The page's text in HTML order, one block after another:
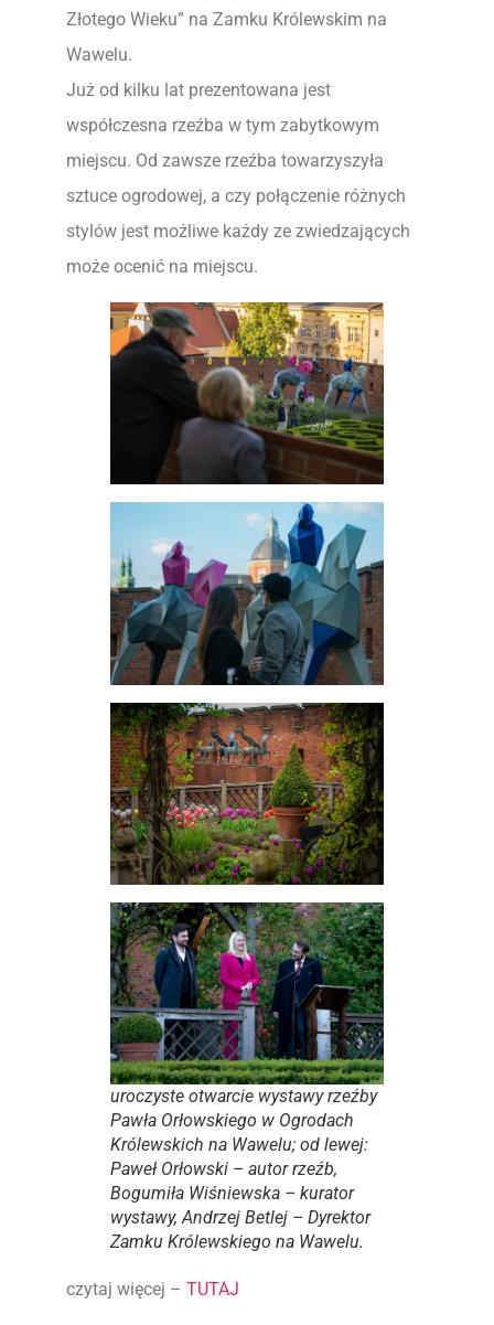
Złotego Wieku” na Zamku Królewskim na
Wawelu.
Już od kilku lat prezentowana jest
współczesna rzeźba w tym zabytkowym
miejscu. Od zawsze rzeźba towarzyszyła
sztuce ogrodowej, a czy połączenie różnych
stylów jest możliwe każdy ze zwiedzających
może ocenić na miejscu.
uroczyste otwarcie wystawy rzeźby
Pawła Orłowskiego w Ogrodach
Królewskich na Wawelu; od lewej:
Paweł Orłowski – autor rzeźb,
Bogumiła Wiśniewska – kurator
wystawy, Andrzej Betlej – Dyrektor
Zamku Królewskiego na Wawelu.
czytaj więcej – TUTAJ